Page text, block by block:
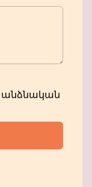
անձնական